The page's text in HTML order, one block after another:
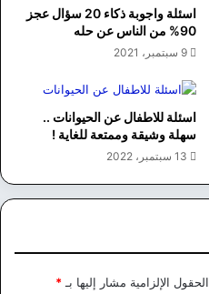
اسئلة واجوبة ذكاء 20 سؤال عجز
90% من الناس عن حله
9 سبتمبر، 2021
اسئلة للاطفال عن الحيوانات ..
سهلة وشيقة وممتعة للغاية !
13 سبتمبر، 2022
الحقول الإلزامية مشار إليها بـ *